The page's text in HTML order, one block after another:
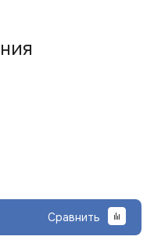
Сравнить